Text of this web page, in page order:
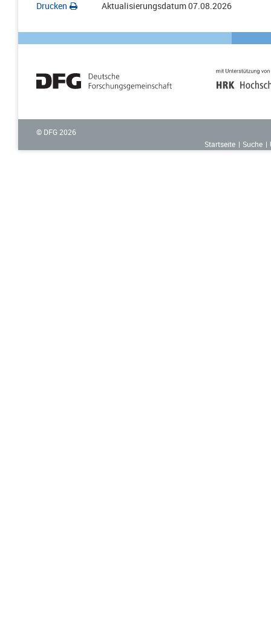
Drucken Aktualisierungsdatum07.08.2026
© DFG 2026
Startseite
Suche